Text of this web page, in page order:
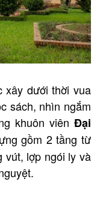
xây dưới thời vua
sách, nhìn ngắm
khuôn viên Đại
gồm 2 tầng từ
vút, lợp ngói ly và